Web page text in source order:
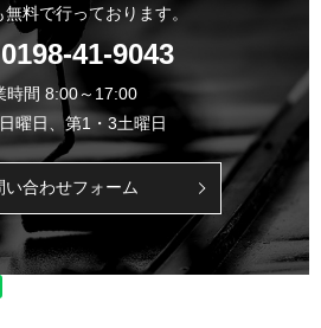
料で行っております。
0198-41-9043
時間 8:00～17:00
曜日、第1・3土曜日
い合わせフォーム